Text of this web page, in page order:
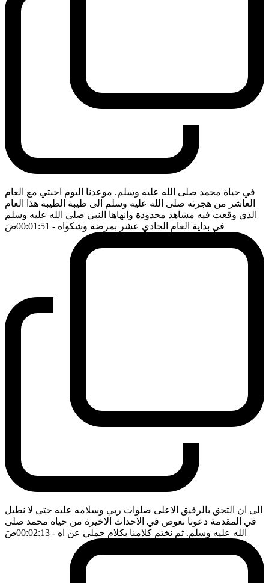
في حياة محمد صلى الله عليه وسلم. موعدنا اليوم احبتي مع العام
العاشر من هجرته صلى الله عليه وسلم الى طيبة الطيبة هذا العام
الذي وقعت فيه مشاهد محدودة وانهاها النبي صلى الله عليه وسلم
في بداية العام الحادي عشر بمرضه وشكواه - 00:01:51 ضَ
الى ان التحق بالرفيق الاعلى صلوات ربي وسلامه عليه حتى لا نطيل
في المقدمة دعونا نغوص في الاحداث الاخيرة من حياة محمد صلى
الله عليه وسلم. ثم نختم كلامنا بكلام جملي عن اه - 00:02:13 ضَ